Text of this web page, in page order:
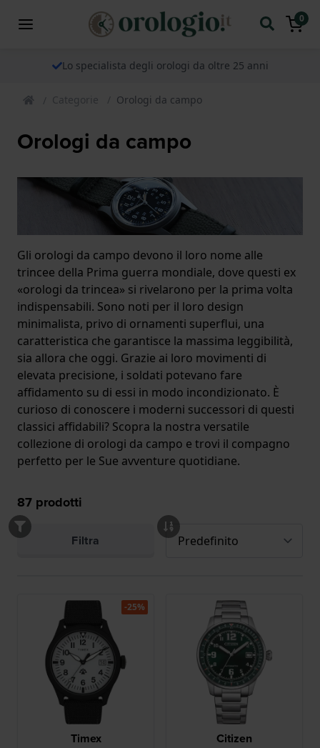
0
Lo specialista degli orologi da oltre 25 anni
Categorie Orologi da campo
Orologi da campo
Gli orologi da campo devono il loro nome alle
trincee della Prima guerra mondiale, dove questi ex
«orologi da trincea» si rivelarono per la prima volta
indispensabili. Sono noti per il loro design
minimalista, privo di ornamenti superflui, una
caratteristica che garantisce la massima leggibilità,
sia allora che oggi. Grazie ai loro movimenti di
elevata precisione, i soldati potevano fare
affidamento su di essi in modo incondizionato. È
curioso di conoscere i moderni successori di questi
classici affidabili? Scopra la nostra versatile
collezione di orologi da campo e trovi il compagno
perfetto per le Sue avventure quotidiane.
87 prodotti
Filtra
Timex
-25%
Citizen